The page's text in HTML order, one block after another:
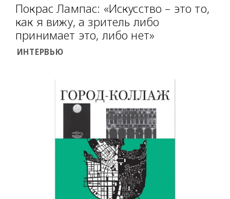
Покрас Лампас: «Искусство – это то,
как я вижу, а зритель либо
принимает это, либо нет»
ИНТЕРВЬЮ